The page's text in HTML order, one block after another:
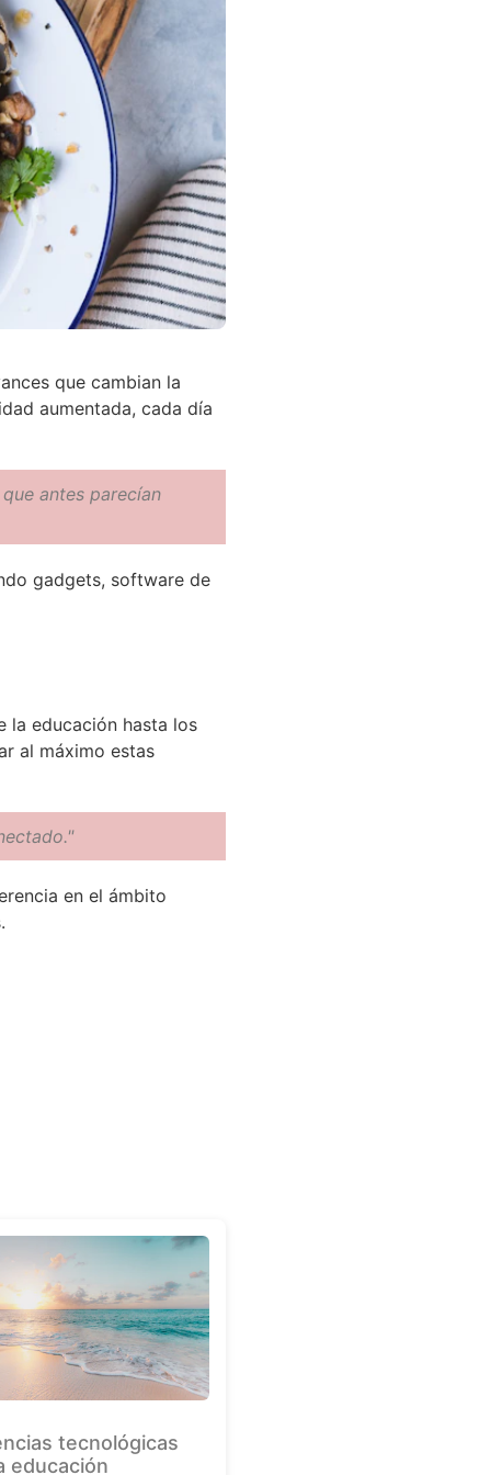
que cambian la
aumentada, cada día
antes parecían
gadgets, software de
la educación hasta los
al máximo estas
en el ámbito
tecnológicas
educación